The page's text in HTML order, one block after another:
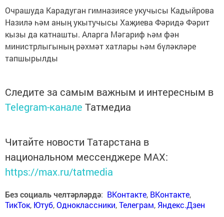
Очрашуда Карадуган гимназиясе укучысы Кадыйрова
Назилә һәм аның укытучысы Хаҗиева Фәридә Фәрит
кызы да катнашты. Аларга Мәгариф һәм фән
министрлыгының рәхмәт хатлары һәм бүләкләре
тапшырылды
Следите за самым важным и интересным в
Telegram-канале Татмедиа
Читайте новости Татарстана в
национальном мессенджере MАХ:
https://max.ru/tatmedia
Без социаль челтәрләрдә: ВКонтакте, ВКонтакте,
ТикТок, Ютуб,Одноклассники,Телеграм, Яндекс.Дзен